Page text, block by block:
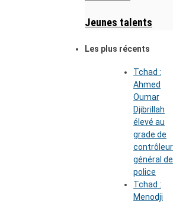
Jeunes talents
Les plus récents
Tchad :
Ahmed
Oumar
Djibrillah
élevé au
grade de
contrôleur
général de
police
Tchad :
Menodji